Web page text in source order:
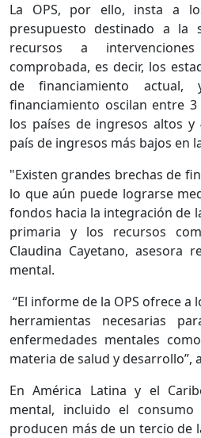
La OPS, por ello, insta a
presupuesto destinado a la
recursos a
comprobada, es decir, los
de financiamiento
financiamiento oscilan entre
los países de ingresos altos
país de ingresos más bajos en
"Existen grandes brechas de
lo que aún puede lograrse
fondos hacia la integración de
primaria y los recursos
Claudina Cayetano, asesora
mental.
“El informe de la OPS ofrece
herramientas necesarias
enfermedades mentales
materia de salud y desarrollo”,
En América Latina y el
mental, incluido el consumo
producen más de un tercio de